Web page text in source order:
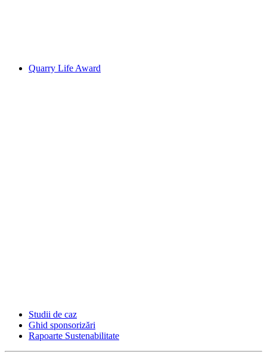
Quarry Life Award
Studii de caz
Ghid sponsorizări
Rapoarte Sustenabilitate